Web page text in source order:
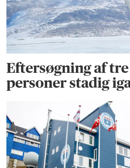
Eftersøgning af
personer stadig